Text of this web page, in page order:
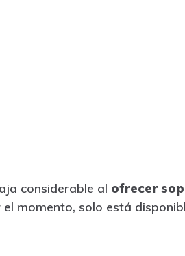
considerable al ofrecer
momento, solo está